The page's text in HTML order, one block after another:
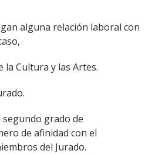
alguna relación laboral con
la Cultura y las Artes.
grado de
de afinidad con el
del Jurado.